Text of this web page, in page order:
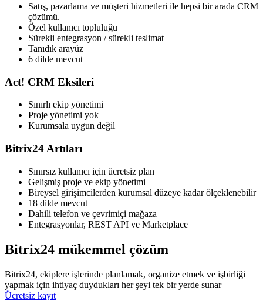
Satış, pazarlama ve müşteri hizmetleri ile hepsi bir arada CRM
çözümü.
Özel kullanıcı topluluğu
Sürekli entegrasyon / sürekli teslimat
Tanıdık arayüz
6 dilde mevcut
Act! CRM Eksileri
Sınırlı ekip yönetimi
Proje yönetimi yok
Kurumsala uygun değil
Bitrix24 Artıları
Sınırsız kullanıcı için ücretsiz plan
Gelişmiş proje ve ekip yönetimi
Bireysel girişimcilerden kurumsal düzeye kadar ölçeklenebilir
18 dilde mevcut
Dahili telefon ve çevrimiçi mağaza
Entegrasyonlar, REST API ve Marketplace
Bitrix24 mükemmel çözüm
Bitrix24, ekiplere işlerinde planlamak, organize etmek ve işbirliği
yapmak için ihtiyaç duydukları her şeyi tek bir yerde sunar
Ücretsiz kayıt